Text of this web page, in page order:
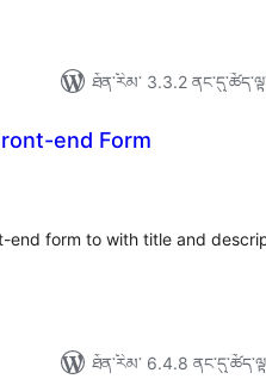
ཐོན་རིམ་ 3.3.2
end Form
end form to with title and
ཐོན་རིམ་ 6.4.8